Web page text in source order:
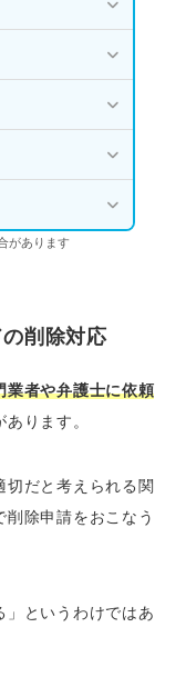
があります
削除対応
業者や弁護士に依頼
あります。
切だと考えられる関
除申請をおこなう
」というわけではあ